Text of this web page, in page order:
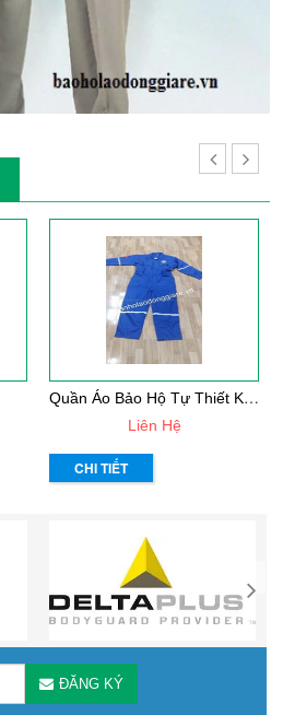
Q
Uần Áo Bảo Hộ Tự Thiết Kế Mẫu 33
Liên Hệ
CHI TIẾT
ĐĂNG KÝ